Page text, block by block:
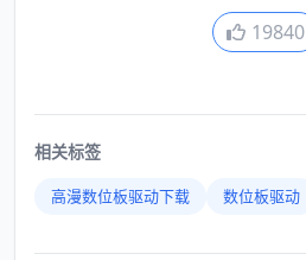
19840
相关标签
高漫数位板驱动下载 数位板驱动